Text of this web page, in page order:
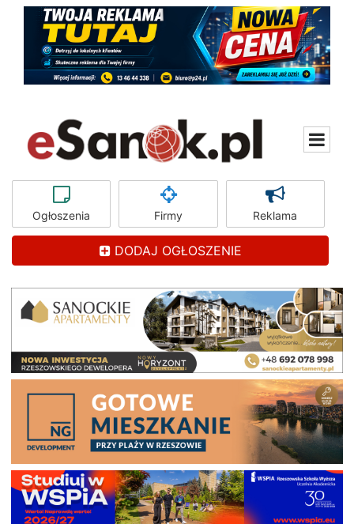
Ogłoszenia Firmy Reklama
DODAJ OGŁOSZENIE